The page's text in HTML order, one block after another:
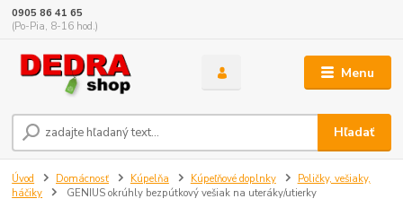
Menu
Hľadať
0905 86 41 65
(Po-Pia, 8-16 hod.)
Úvod Domácnosť Kúpelňa Kúpeľňové doplnky
Poličky, vešiaky,
háčiky
GENIUS okrúhly bezpútkový vešiak na uteráky/utierky